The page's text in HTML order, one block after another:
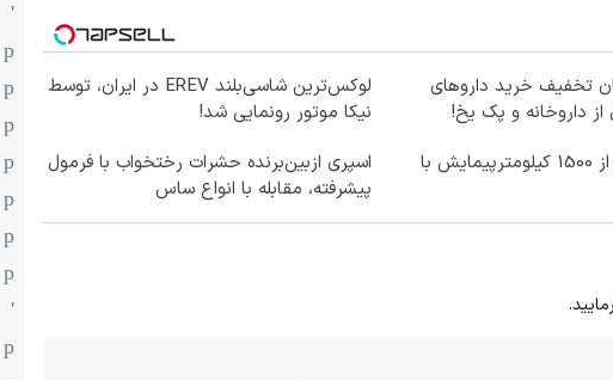
تخفیف خرید داروهای
از داروخانه و پک یخ!
لوکس‌ترین شاسی‌بلند EREV در ایران، توسط
نیکا موتور رونمایی شد!
IM LS9 بیش از 1500 کیلومترپیمایش با
اسپری ازبین‌برنده حشرات رختخواب با فرمول
پیشرفته، مقابله با انواع ساس